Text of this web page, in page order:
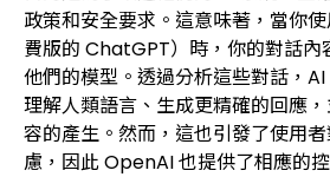
政策和安全要求。這意味著，當你
費版的 ChatGPT）時，你的對話內
他們的模型。透過分析這些對話，
理解人類語言、生成更精確的回應
容的產生。然而，這也引發了使用
慮，因此 OpenAI 也提供了相應的